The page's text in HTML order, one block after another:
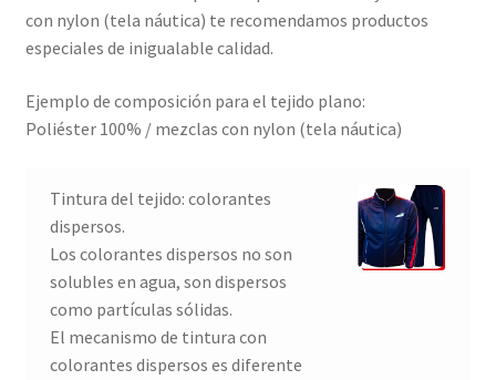
con nylon (tela náutica) te recomendamos productos
especiales de inigualable calidad.
Ejemplo de composición para el tejido plano:
Poliéster 100% / mezclas con nylon (tela náutica)
Tintura del tejido: colorantes
dispersos.
Los colorantes dispersos no son
solubles en agua, son dispersos
como partículas sólidas.
El mecanismo de tintura con
colorantes dispersos es diferente